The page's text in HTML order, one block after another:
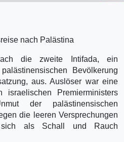
nach Palästina
die zweite Intifada, ein
Bevölkerung
aus. Auslöser war eine
israelischen Premierministers
der palästinensischen
die leeren Versprechungen
sich als Schall und Rauch